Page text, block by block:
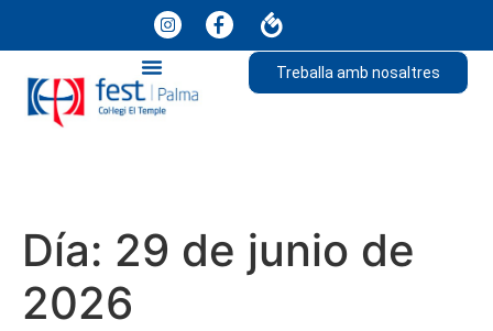
Treballa amb nosaltres
Día: 29 de junio de
2026